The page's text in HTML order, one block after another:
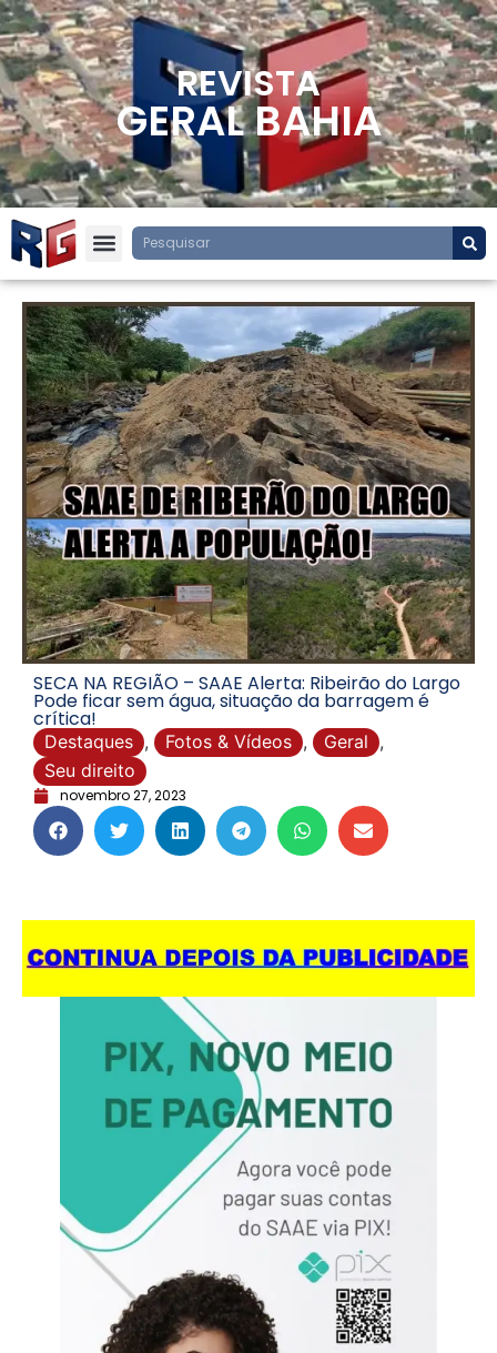
REVISTA
GERAL BAHIA
SECA NA REGIÃO – SAAE Alerta: Ribeirão do Largo
Pode ficar sem água, situação da barragem é
crítica!
Destaques , Fotos & Vídeos , Geral ,
Seu direito
novembro 27, 2023